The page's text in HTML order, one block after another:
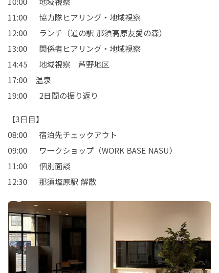
11:00	協力隊ヒアリング・地域視察
12:00	ランチ（道の駅 那須高原友愛の森）
13:00	関係者ヒアリング・地域視察
14:45	地域視察　芦野地区
17:00　温泉
19:00	2日間の振り返り
【3日目】
08:00	宿泊先チェックアウト
09:00	ワークショップ（WORK BASE NASU）
11:00	個別面談
12:30	那須塩原駅 解散